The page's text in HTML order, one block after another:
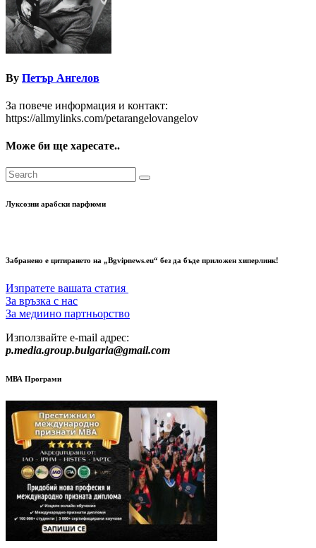
By Петър Ангелов
За повече информация и контакт:
https://allmylinks.com/petarangelovangelov
Може би ще харесате..
Луксозни арабски парфюми
Забранено е цитирането на „Bgvipnews.eu“ без да бъде приложен хиперлинк!
Изпратете вашата статия
За връзка с нас
За медиино партньорство
Използвайте e-mail адрес:
p.media.group.bulgaria@gmail.com
МВА Програми